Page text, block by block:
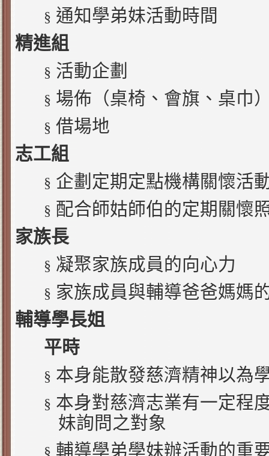
§ 通知學弟妹活動時間
精進組
§ 活動企劃
§ 場佈（桌椅、會旗、桌巾
§ 借場地
志工組
§ 企劃定期定點機構關懷活
§ 配合師姑師伯的定期關懷
家族長
§ 凝聚家族成員的向心力
§ 家族成員與輔導爸爸媽媽
輔導學長姐
平時
§ 本身能散發慈濟精神以為
§ 本身對慈濟志業有一定程
妹詢問之對象
§ 輔導學弟學妹辦活動的重